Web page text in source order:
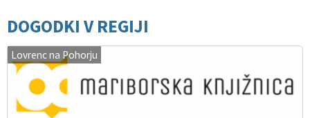
DOGODKI V REGIJI
Lovrenc na Pohorju